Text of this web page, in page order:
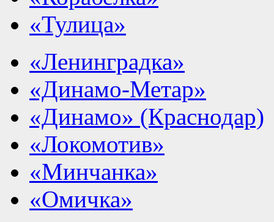
«Тулица»
«Ленинградка»
«Динамо-Метар»
«Динамо» (Краснодар)
«Локомотив»
«Минчанка»
«Омичка»